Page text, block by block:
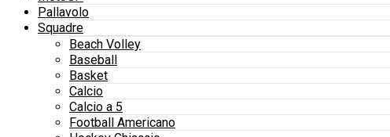
Pallavolo
Squadre
Beach Volley
Baseball
Basket
Calcio
Calcio a 5
Football Americano